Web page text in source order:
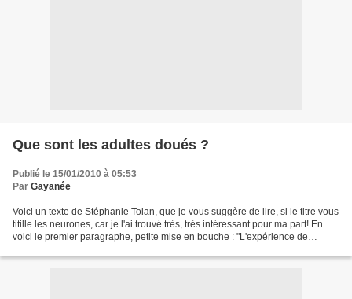
Que sont les adultes doués ?
Publié le 15/01/2010 à 05:53
Par Gayanée
Voici un texte de Stéphanie Tolan, que je vous suggère de lire, si le titre vous
titille les neurones, car je l'ai trouvé très, très intéressant pour ma part! En
voici le premier paragraphe, petite mise en bouche : "L'expérience de